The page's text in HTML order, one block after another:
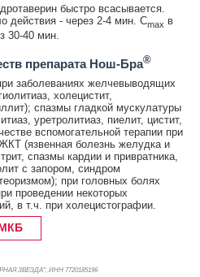
быстро всасывается.
действия - через 2-4 мин. Cmax в
30-40 мин.
препарата Нош-Бра®
заболеваниях желчевыводящих
холецистит,
спазмы гладкой мускулатуры
уретролитиаз, пиелит, цистит,
вспомогательной терапии при
(язвенная болезнь желудка и
спазмы кардии и привратника,
с запором, синдром
при головных болях
проведении некоторых
в т.ч. при холецистографии.
ЗВЕЗДА", ИНН 7720185196